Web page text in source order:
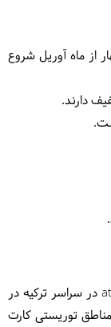
از ماه آوریل شروع
دارند.
در سراسر ترکیه در
توریستی کارت